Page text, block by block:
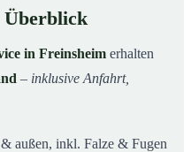
Überblick
in Freinsheim erhalten
– inklusive Anfahrt,
außen, inkl. Falze & Fugen